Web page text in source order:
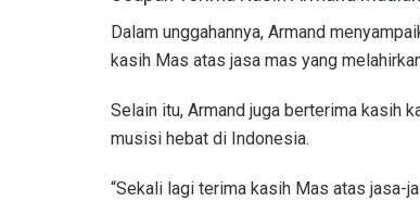
Dalam unggahannya, Armand
kasih Mas atas jasa mas yang
Selain itu, Armand juga berterima kasih
musisi hebat di Indonesia.
“Sekali lagi terima kasih Mas atas jasa-